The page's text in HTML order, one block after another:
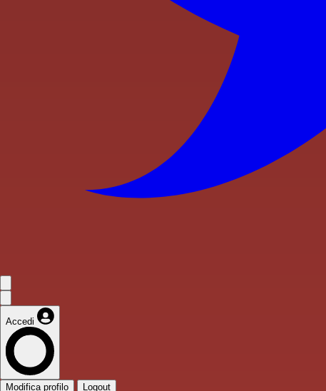
Accedi
Modifica profilo Logout